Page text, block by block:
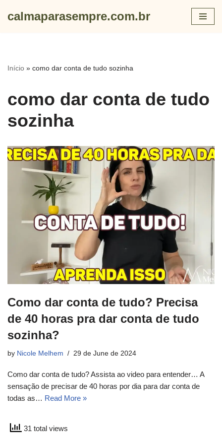
calmaparasempre.com.br
Início » como dar conta de tudo sozinha
como dar conta de tudo
sozinha
Como dar conta de tudo? Precisa
de 40 horas pra dar conta de tudo
sozinha?
by Nicole Melhem 29 de June de 2024
Como dar conta de tudo? Assista ao video para entender… A
sensação de precisar de 40 horas por dia para dar conta de
todas as… Read More »
31 total views